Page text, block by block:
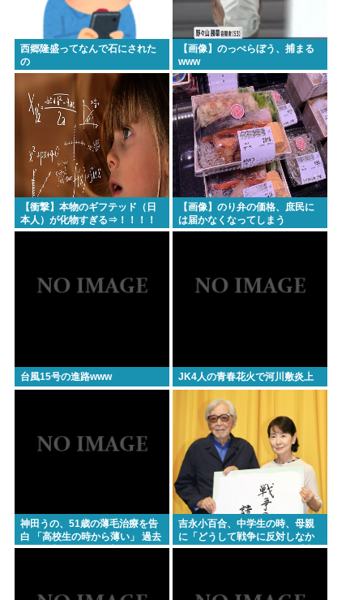
西郷隆盛ってなんで石にされた
の
【画像】のっぺらぼう、捕まる
www
【衝撃】本物のギフテッド（日
本人）が化物すぎる⇒！！！！
【画像】のり弁の価格、庶民に
は届かなくなってしまう
台風15号の進路www JK4人の青春花火で河川敷炎上
神田うの、51歳の薄毛治療を告
白 「高校生の時から薄い」 過去
の酒豪生活に別れを告げトレー
吉永小百合、中学生の時、母親
に「どうして戦争に反対しなか
ったの？」と聞いたところ「言